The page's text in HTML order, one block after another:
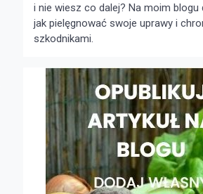
i nie wiesz co dalej? Na moim blogu
jak pielęgnować swoje uprawy i
szkodnikami.